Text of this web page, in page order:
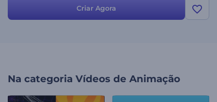
Crie agora e deixe a alegria da Páscoa brilhar!
Criar Agora
Na categoria Vídeos de Animação